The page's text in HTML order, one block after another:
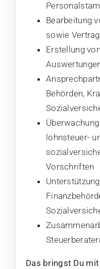
Bearbeitung
sowie
Erstellung
Behörden,
lohnsteuer-
Vorschriften
Das bringst Du mit